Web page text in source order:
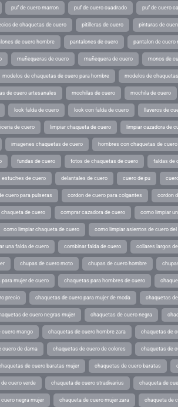
puf de cuero marron puf de cuero cuadrado puf de cuero
de chaquetas de cuero pitilleras de cuero pinturas de
de cuero hombre pantalones de cuero pantalon de cuero
muñequeras de cuero muñequera de cuero monos de
modelos de chaquetas de cuero para hombre modelos de
de cuero artesanales mochilas de cuero mochila de cuero
look falda de cuero look con falda de cuero llaveros de
de cuero limpiar chaqueta de cuero limpiar cazadora de
imagenes chaquetas de cuero hombres con chaquetas de cuero
fundas de cuero fotos de chaquetas de cuero faldas de
estuches de cuero delantales de cuero cuero de pu
cuero para pulseras cordon de cuero para colgantes cordon
de cuero comprar cazadora de cuero como limpiar
como limpiar chaqueta de cuero como limpiar asientos de cuero del
una falda de cuero combinar falda de cuero collares largos
chupas de cuero moto chupas de cuero hombre
para mujer de cuero chaquetas para hombres de cuero
precio chaquetas de cuero para mujer de moda chaquetas
de cuero negras mujer chaquetas de cuero negra
cuero mango chaquetas de cuero hombre zara chaquetas de
cuero de dama chaquetas de cuero de colores chaquetas de
de cuero baratas mujer chaquetas de cuero baratas
cuero verde chaqueta de cuero stradivarius chaqueta de
negra mujer chaqueta de cuero mujer zara chaqueta de